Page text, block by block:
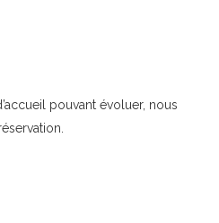
pouvant évoluer, nous